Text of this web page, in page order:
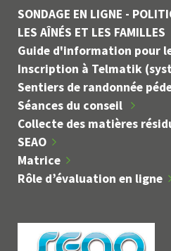
SONDAGE EN LIGNE -
LES AÎNÉS ET LES FAMILLES
Guide d'information pour
Inscription à Telmatik
Sentiers de randonnée
Séances du conseil
Collecte des matières
SEAO
Matrice
Rôle d’évaluation en ligne